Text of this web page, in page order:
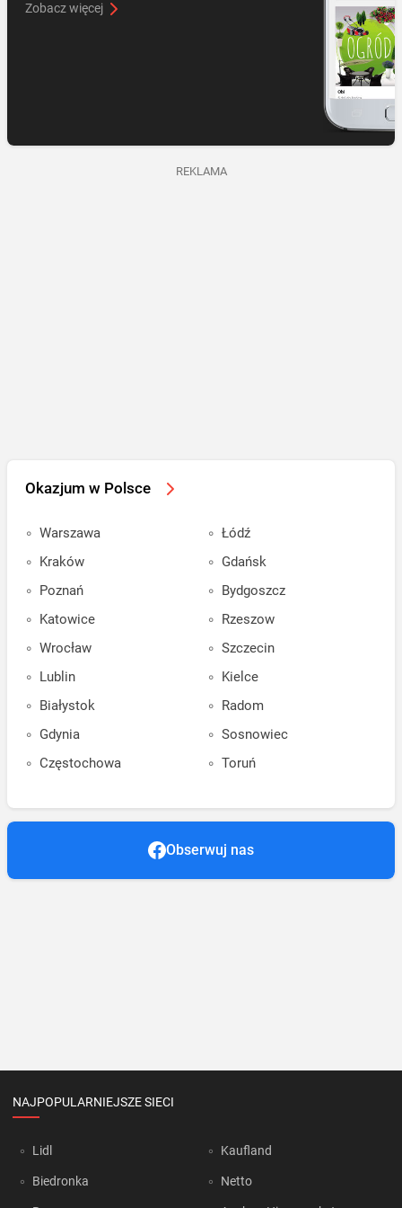
Zobacz więcej
REKLAMA
Okazjum w Polsce
Warszawa
Kraków
Poznań
Katowice
Wrocław
Lublin
Białystok
Gdynia
Częstochowa
Łódź
Gdańsk
Bydgoszcz
Rzeszow
Szczecin
Kielce
Radom
Sosnowiec
Toruń
Obserwuj nas
NAJPOPULARNIEJSZE SIECI
Lidl
Biedronka
Kaufland
Netto